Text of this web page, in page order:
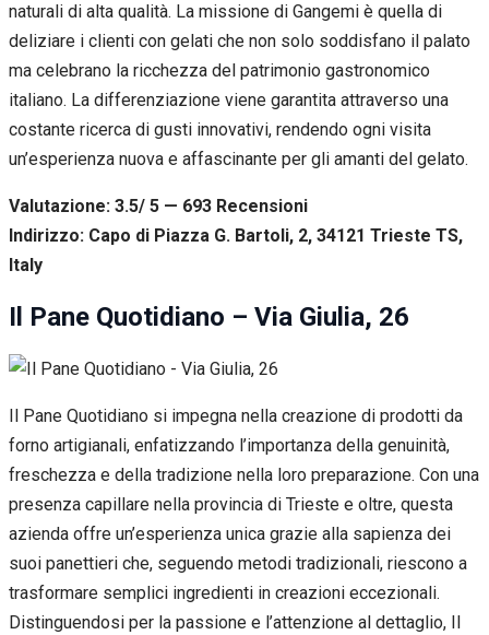
naturali di alta qualità. La missione di Gangemi è quella di
deliziare i clienti con gelati che non solo soddisfano il palato
ma celebrano la ricchezza del patrimonio gastronomico
italiano. La differenziazione viene garantita attraverso una
costante ricerca di gusti innovativi, rendendo ogni visita
un’esperienza nuova e affascinante per gli amanti del gelato.
Valutazione: 3.5/ 5 — 693 Recensioni
Indirizzo: Capo di Piazza G. Bartoli, 2, 34121 Trieste TS,
Italy
Il Pane Quotidiano – Via Giulia, 26
Il Pane Quotidiano si impegna nella creazione di prodotti da
forno artigianali, enfatizzando l’importanza della genuinità,
freschezza e della tradizione nella loro preparazione. Con una
presenza capillare nella provincia di Trieste e oltre, questa
azienda offre un’esperienza unica grazie alla sapienza dei
suoi panettieri che, seguendo metodi tradizionali, riescono a
trasformare semplici ingredienti in creazioni eccezionali.
Distinguendosi per la passione e l’attenzione al dettaglio, Il